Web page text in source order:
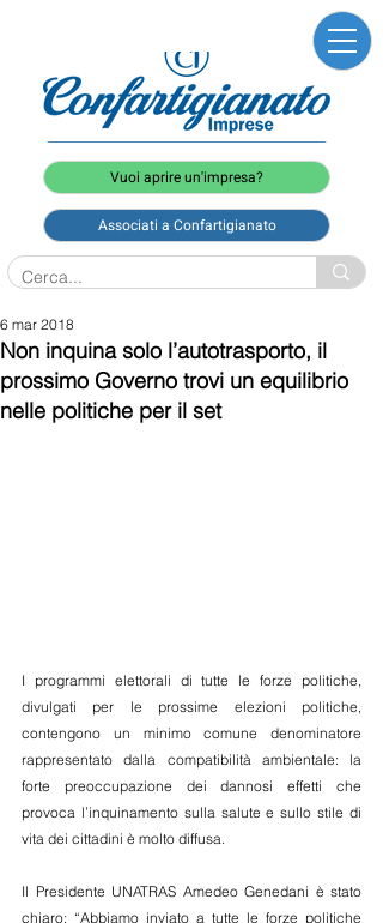
Vuoi aprire un'impresa?
Associati a Confartigianato
Non inquina solo l’autotrasporto, il
prossimo Governo trovi un equilibrio
nelle politiche per il set
6 mar 2018
I programmi elettorali di tutte le forze politiche,
divulgati per le prossime elezioni politiche,
contengono un minimo comune denominatore
rappresentato dalla compatibilità ambientale: la
forte preoccupazione dei dannosi effetti che
provoca l’inquinamento sulla salute e sullo stile di
vita dei cittadini è molto diffusa.
Il Presidente UNATRAS Amedeo Genedani è stato
chiaro: “Abbiamo inviato a tutte le forze politiche